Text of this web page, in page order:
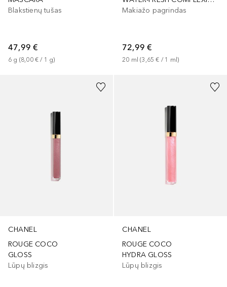
Blakstienų tušas
47,99 €
6 g (8,00 € / 1 g)
Makiažo pagrindas
72,99 €
20 ml (3,65 € / 1 ml)
CHANEL
ROUGE COCO
GLOSS
Lūpų blizgis
+7
CHANEL
ROUGE COCO
HYDRA GLOSS
Lūpų blizgis
+12